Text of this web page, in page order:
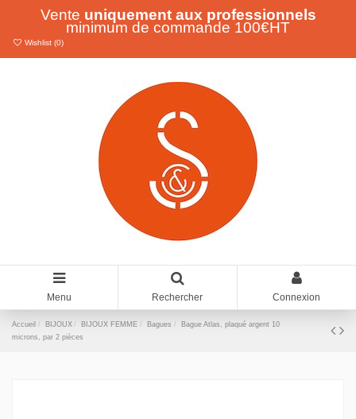
Vente uniquement aux professionnels
minimum de commande 100€HT
Wishlist (0)
Menu Rechercher Connexion
Accueil BIJOUX BIJOUX FEMME Bagues
Bague Atlas, plaqué argent 10
microns, par 2 pièces